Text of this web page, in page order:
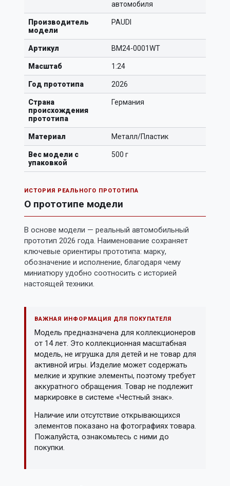
автомобиля
Производитель
модели
PAUDI
Артикул BM24-0001WT
Масштаб 1:24
Год прототипа 2026
Страна
происхождения
прототипа
Германия
Материал Металл/Пластик
Вес модели с
упаковкой
500 г
ИСТОРИЯ РЕАЛЬНОГО ПРОТОТИПА
О прототипе модели
В основе модели — реальный автомобильный
прототип 2026 года. Наименование сохраняет
ключевые ориентиры прототипа: марку,
обозначение и исполнение, благодаря чему
миниатюру удобно соотносить с историей
настоящей техники.
ВАЖНАЯ ИНФОРМАЦИЯ ДЛЯ ПОКУПАТЕЛЯ
Модель предназначена для коллекционеров
от 14 лет. Это коллекционная масштабная
модель, не игрушка для детей и не товар для
активной игры. Изделие может содержать
мелкие и хрупкие элементы, поэтому требует
аккуратного обращения. Товар не подлежит
маркировке в системе «Честный знак».
Наличие или отсутствие открывающихся
элементов показано на фотографиях товара.
Пожалуйста, ознакомьтесь с ними до
покупки.